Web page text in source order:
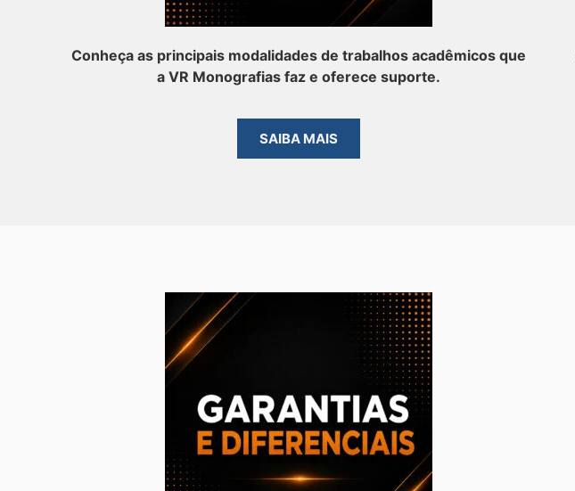
Conheça as principais modalidades de trabalhos acadêmicos que
a VR Monografias faz e oferece suporte.
SAIBA MAIS